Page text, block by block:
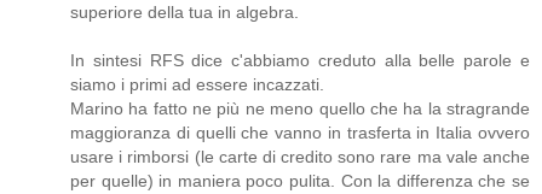
superiore della tua in algebra.
In sintesi RFS dice c'abbiamo creduto alla belle parole e
siamo i primi ad essere incazzati.
Marino ha fatto ne più ne meno quello che ha la stragrande
maggioranza di quelli che vanno in trasferta in Italia ovvero
usare i rimborsi (le carte di credito sono rare ma vale anche
per quelle) in maniera poco pulita. Con la differenza che se